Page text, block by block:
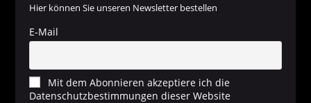
Hier können Sie unseren Newsletter bestellen
E-Mail
Mit dem Abonnieren akzeptiere ich die
Datenschutzbestimmungen dieser Website